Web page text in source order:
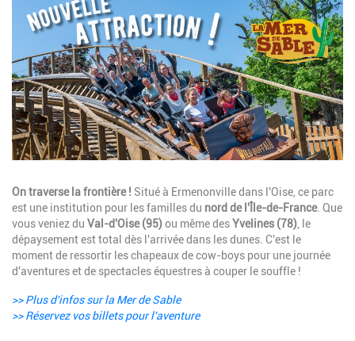
Description
On traverse la frontière ! Situé à Ermenonville dans l'Oise, ce parc
est une institution pour les familles du nord de l'Île-de-France. Que
vous veniez du Val-d'Oise (95)ou même desYvelines (78) , le
dépaysement est total dès l'arrivée dans les dunes. C'est le
moment de ressortir les chapeaux de cow-boys pour une journée
d'aventures et de spectacles équestres à couper le souffle !
>> Plus d'infos sur la Mer de Sable
>> Réservez vos billets pour l'aventure